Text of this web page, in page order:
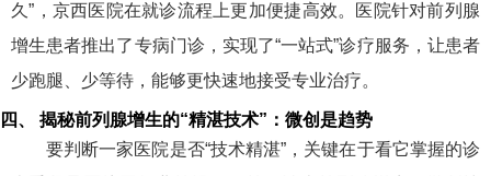
久”，京西医院在就诊流程上更加便捷高效。医院针对前列腺
增生患者推出了专病门诊，实现了“一站式”诊疗服务，让患者
少跑腿、少等待，能够更快速地接受专业治疗。
四、 揭秘前列腺增生的“精湛技术”：微创是趋势
要判断一家医院是否“技术精湛”，关键在于看它掌握的诊